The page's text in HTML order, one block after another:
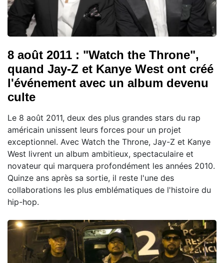
8 août 2011 : "Watch the Throne",
quand Jay-Z et Kanye West ont créé
l'événement avec un album devenu
culte
Le 8 août 2011, deux des plus grandes stars du rap
américain unissent leurs forces pour un projet
exceptionnel. Avec Watch the Throne, Jay-Z et Kanye
West livrent un album ambitieux, spectaculaire et
novateur qui marquera profondément les années 2010.
Quinze ans après sa sortie, il reste l'une des
collaborations les plus emblématiques de l'histoire du
hip-hop.